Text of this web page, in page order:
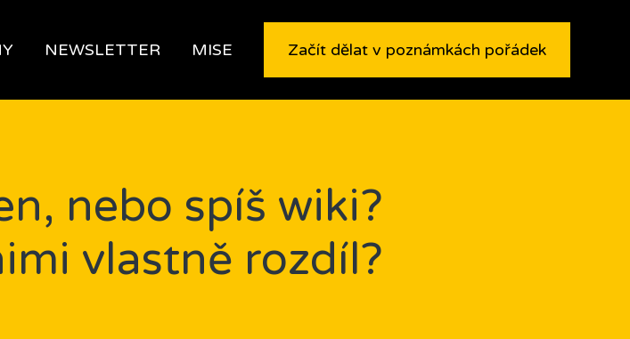
NEWSLETTER MISE Začít dělat v poznámkách pořádek
nebo spíš wiki?
vlastně rozdíl?